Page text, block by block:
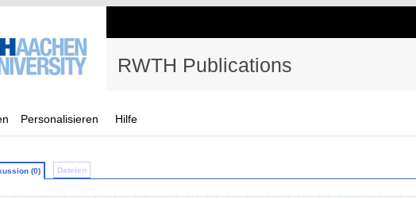
RWTH Publications
Personalisieren Hilfe
(0) Dateien